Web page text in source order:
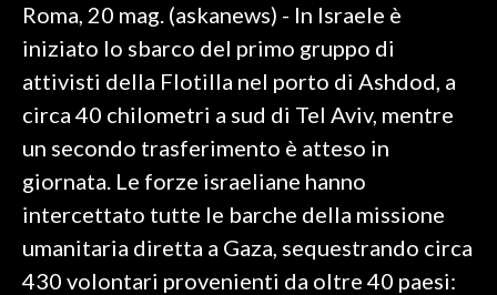
RISULTATI E CLASSIFICHE
CALCIO
CALCIO REGIONALE
BASKET
VOLLEY
MOTORI
TENNIS
ALTRI SPORT
Roma, 20 mag. (askanews) - In Israele è
iniziato lo sbarco del primo gruppo di
attivisti della Flotilla nel porto di Ashdod, a
circa 40 chilometri a sud di Tel Aviv, mentre
un secondo trasferimento è atteso in
giornata. Le forze israeliane hanno
intercettato tutte le barche della missione
umanitaria diretta a Gaza, sequestrando circa
430 volontari provenienti da oltre 40 paesi: